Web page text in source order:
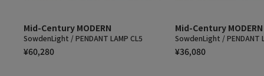
Mid-Century MODERN
SowdenLight / PENDANT LAMP CL5
¥60,280
Mid-Century MODERN
SowdenLight / PENDANT
¥36,080